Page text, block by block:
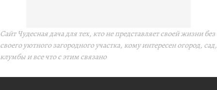
Сайт Чудесная дача для тех, кто не представляет своей жизни без
своего уютного загородного участка, кому интересен огород, сад,
клумбы и все что с этим связано